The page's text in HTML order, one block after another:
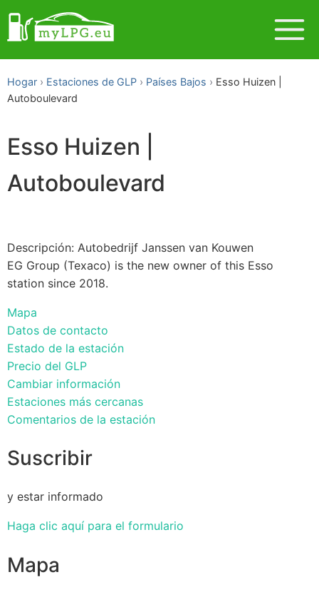
Hogar Estaciones de GLP Países Bajos
Esso Huizen |
Autoboulevard
Esso Huizen |
Autoboulevard
Descripción: Autobedrijf Janssen van Kouwen
EG Group (Texaco) is the new owner of this Esso
station since 2018.
Mapa
Datos de contacto
Estado de la estación
Precio del GLP
Cambiar información
Estaciones más cercanas
Comentarios de la estación
Suscribir
y estar informado
Haga clic aquí para el formulario
Mapa